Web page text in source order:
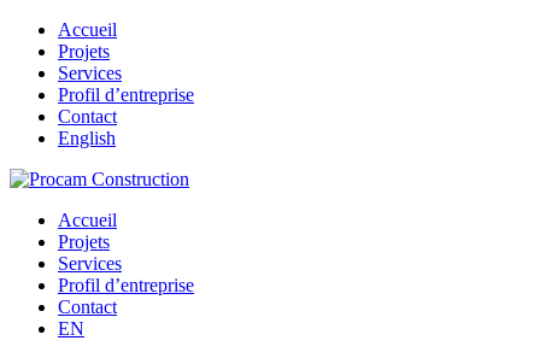
Accueil
Projets
Services
Profil d’entreprise
Contact
English
Accueil
Projets
Services
Profil d’entreprise
Contact
EN